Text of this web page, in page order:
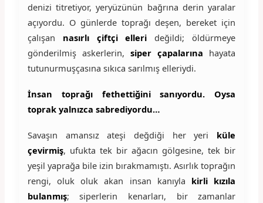
denizi titretiyor, yeryüzünün bağrına derin yaralar
açıyordu. O günlerde toprağı deşen, bereket için
çalışan nasırlı çiftçi elleri değildi; öldürmeye
gönderilmiş askerlerin, siper çapalarına hayata
tutunurmuşçasına sıkıca sarılmış elleriydi.
İnsan toprağı fethettiğini sanıyordu. Oysa
toprak yalnızca sabrediyordu…
Savaşın amansız ateşi değdiği her yeri küle
çevirmiş, ufukta tek bir ağacın gölgesine, tek bir
yeşil yaprağa bile izin bırakmamıştı. Asırlık toprağın
rengi, oluk oluk akan insan kanıyla kirli kızıla
bulanmış; siperlerin kenarları, bir zamanlar